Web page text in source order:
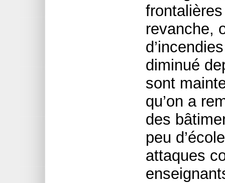
revanche,
diminué
sont
qu’on a
des
peu
attaques